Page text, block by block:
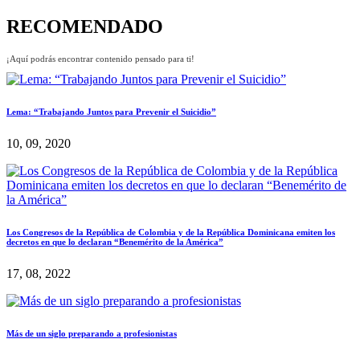
RECOMENDADO
¡Aquí podrás encontrar contenido pensado para ti!
Lema: “Trabajando Juntos para Prevenir el Suicidio”
10, 09, 2020
Los Congresos de la República de Colombia y de la República Dominicana emiten los
decretos en que lo declaran “Benemérito de la América”
17, 08, 2022
Más de un siglo preparando a profesionistas